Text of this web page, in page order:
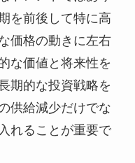
を前後して特に高
価格の動きに左右
な価値と将来性を
期的な投資戦略を
供給減少だけでな
れることが重要で